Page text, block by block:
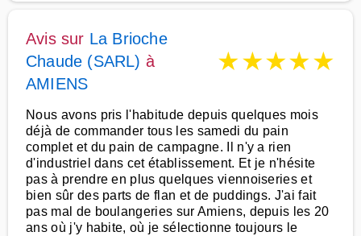
Avis sur La Brioche
Chaude (SARL) à
AMIENS
★★★★★
Nous avons pris l'habitude depuis quelques mois
déjà de commander tous les samedi du pain
complet et du pain de campagne. Il n'y a rien
d'industriel dans cet établissement. Et je n'hésite
pas à prendre en plus quelques viennoiseries et
bien sûr des parts de flan et de puddings. J'ai fait
pas mal de boulangeries sur Amiens, depuis les 20
ans où j'y habite, où je sélectionne toujours le